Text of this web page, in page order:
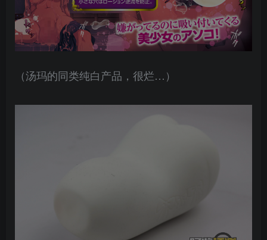
（汤玛的同类纯白产品，很烂…）